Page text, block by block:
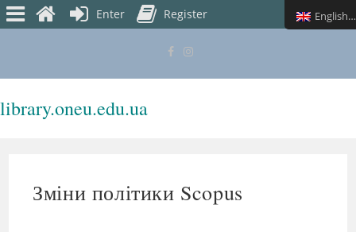
library.oneu.edu.ua
Зміни політики Scopus
Enter Register English (UK)